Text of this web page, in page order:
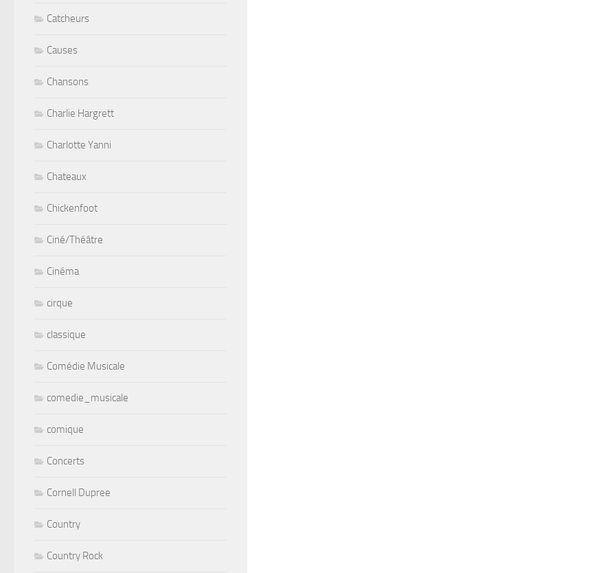
Catcheurs
Causes
Chansons
Charlie Hargrett
Charlotte Yanni
Chateaux
Chickenfoot
Ciné/Théâtre
Cinéma
cirque
classique
Comédie Musicale
comedie_musicale
comique
Concerts
Cornell Dupree
Country
Country Rock